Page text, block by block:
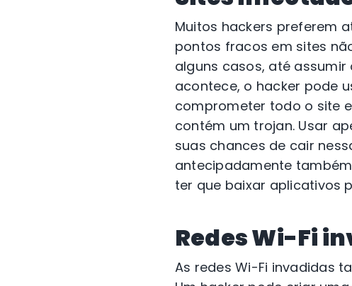
Muitos hackers preferem
pontos fracos em sites
alguns casos, até
acontece, o hacker pode
comprometer todo o site
contém um trojan. Usar
suas chances de cair
antecipadamente
ter que baixar aplicativos
Redes Wi-Fi
As redes Wi-Fi invadidas